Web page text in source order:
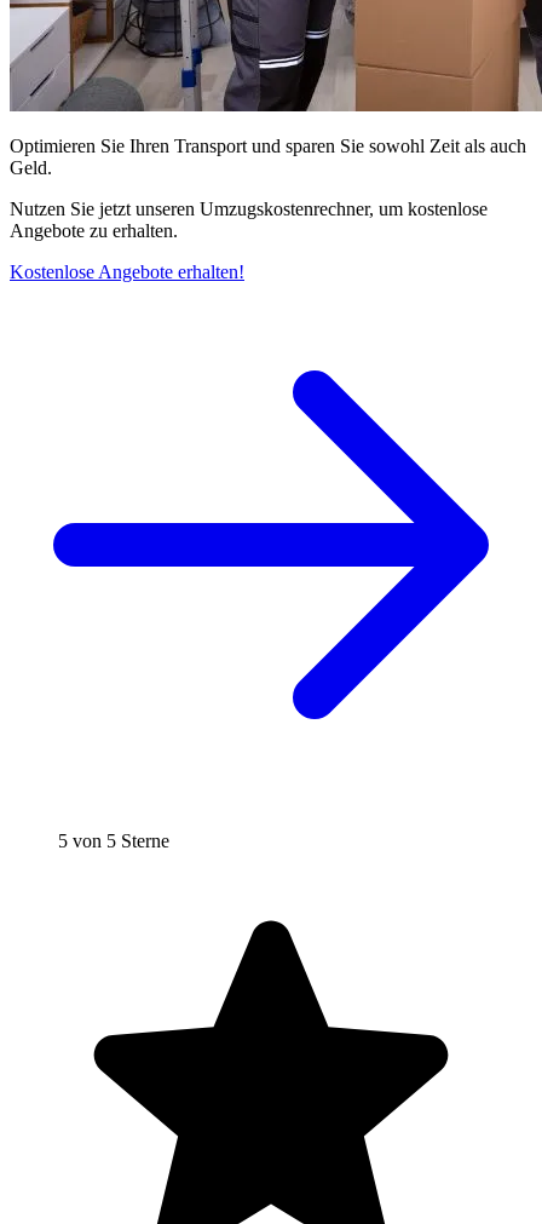
Optimieren Sie Ihren Transport und sparen Sie sowohl Zeit als auch
Geld.
Nutzen Sie jetzt unseren Umzugskostenrechner, um kostenlose
Angebote zu erhalten.
Kostenlose Angebote erhalten!
5 von 5 Sterne